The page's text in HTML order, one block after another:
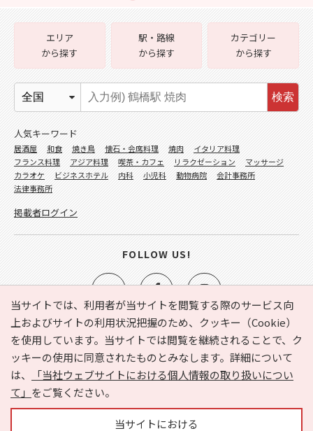
当サイトでは、利用者が当サイトを閲覧する際のサービス向
上およびサイトの利用状況把握のため、クッキー（Cookie）
を使用しています。当サイトでは閲覧を継続されることで、ク
ッキーの使用に同意されたものとみなします。詳細について
は、
「当社ウェブサイトにおける個人情報の取り扱いについ
て」 をご覧ください。
当サイトにおける
e-NAVITA（イーナビタ）とは？ お気に入り
ヘルプ
利用規約
個人情報の取り扱いについて
運営会社
サイトマップ
広告掲載に関するお問い合わせ
エリア
から探す
駅・路線
から探す
カテゴリー
から探す
検索
人気キーワード
居酒屋 和食 焼き鳥 懐石・会席料理 焼肉
イタリア料理
フランス料理
アジア料理 喫茶・カフェ リラクゼーション
マッサージ
カラオケ
ビジネスホテル 内科 小児科 動物病院
会計事務所
法律事務所
掲載者ログイン
FOLLOW US!